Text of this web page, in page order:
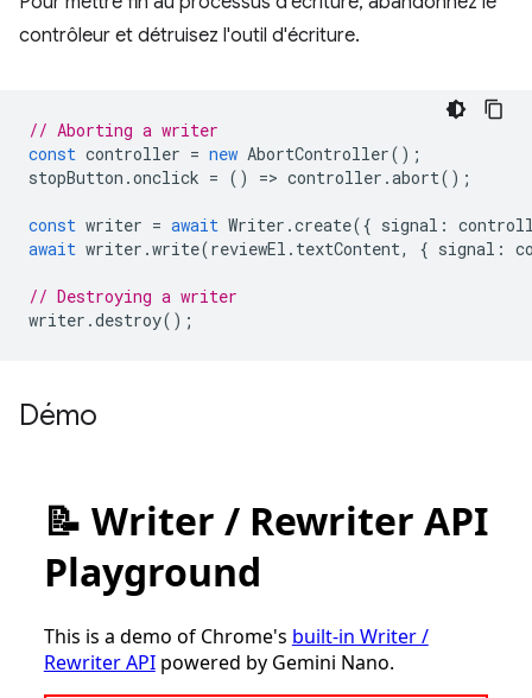
contrôleur et détruisez l'outil d'écriture.
// Aborting a writer
const controller = new AbortController();
stopButton .onclick = () => controller .abort();
const writer = await Writer .create({ signal :
await writer .write(reviewEl . textContent, { signal :
// Destroying a writer
writer .destroy();
Démo